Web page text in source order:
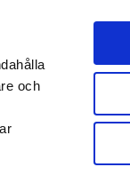
och
Kontakt & support